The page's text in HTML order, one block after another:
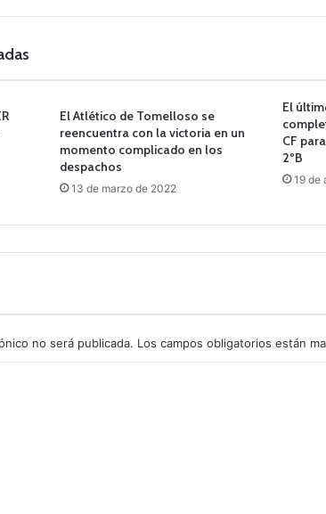
El Atlético de Tomelloso se
reencuentra con la victoria en un
momento complicado en los
despachos
13 de marzo de 2022
El
CF
2ºB
19 de
no será publicada. Los campos obligatorios están